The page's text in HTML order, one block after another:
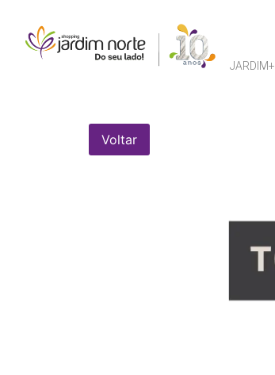
JARDIM+
Voltar